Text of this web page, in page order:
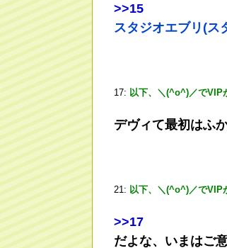
>>15
スタジオエブリ(ス
17: 以下、＼(^o^)／でVIP
デヴィて最初はふ
21: 以下、＼(^o^)／でVIP
>>17
だよな、いまはご